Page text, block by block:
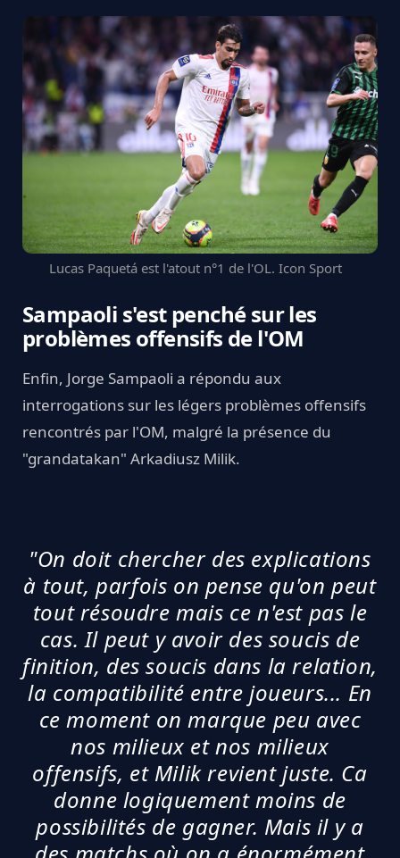
Lucas Paquetá est l'atout n°1 de l'OL. Icon Sport
Sampaoli s'est penché sur les
problèmes offensifs de l'OM
Enfin, Jorge Sampaoli a répondu aux
interrogations sur les légers problèmes offensifs
rencontrés par l'OM, malgré la présence du
"grandatakan" Arkadiusz Milik.
"On doit chercher des explications
à tout, parfois on pense qu'on peut
tout résoudre mais ce n'est pas le
cas. Il peut y avoir des soucis de
finition, des soucis dans la relation,
la compatibilité entre joueurs... En
ce moment on marque peu avec
nos milieux et nos milieux
offensifs, et Milik revient juste. Ca
donne logiquement moins de
possibilités de gagner. Mais il y a